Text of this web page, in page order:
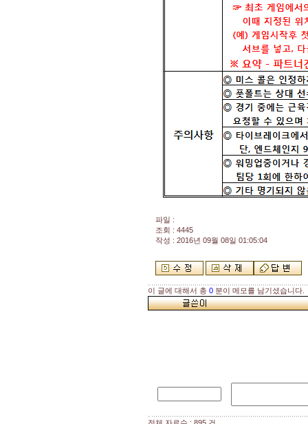
파일 :
조회 : 4445
작성 : 2016년 09월 08일 01:05:04
이 글에 대해서 총 0 분이 메모를 남기셨습니다.